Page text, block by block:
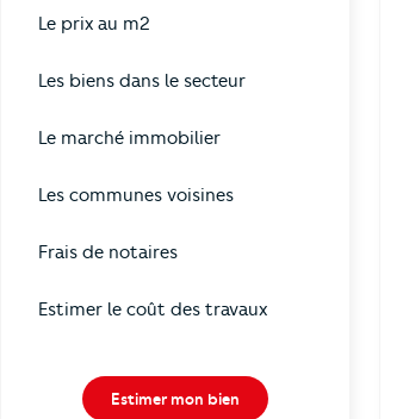
Le prix au m2
Les biens dans le secteur
Le marché immobilier
Les communes voisines
Frais de notaires
Estimer le coût des travaux
Estimer mon bien